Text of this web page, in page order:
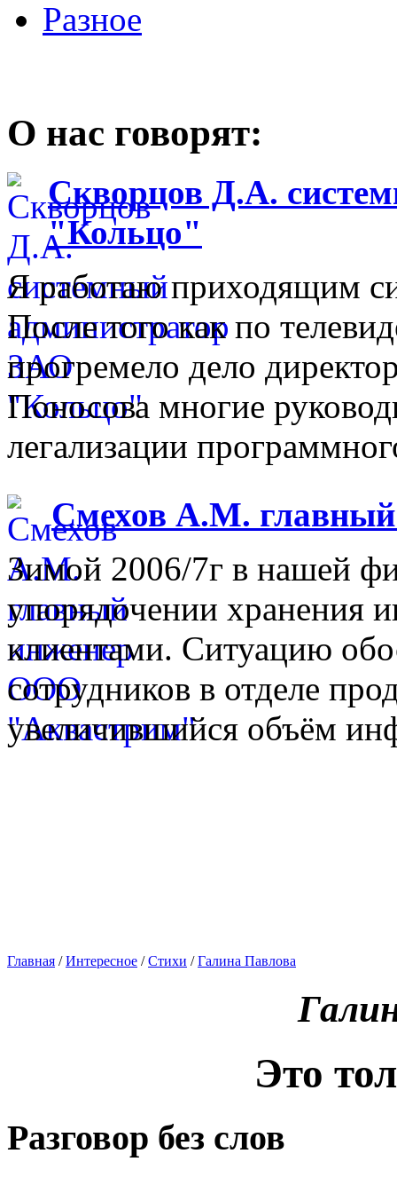
Разное
О нас говорят:
Скворцов Д.А.
"Кольцо"
Я работаю приходящим
После того как по
прогремело дело
Поносова многие
легализации
Смехов А.М.
Зимой 2006/7г в нашей
упорядочении хранения
клиентами. Ситуацию
сотрудников в отделе
увеличившийся объём
Главная /Интересное /Стихи /Галина Павлова
Это
Разговор без слов